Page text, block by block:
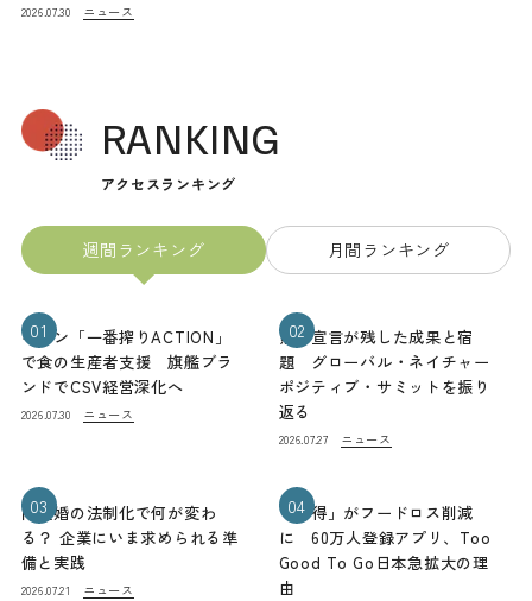
2026.07.30 ニュース
RANKING
アクセスランキング
週間ランキング 月間ランキング
01
キリン「一番搾りACTION」
で食の生産者支援 旗艦ブラ
ンドでCSV経営深化へ
2026.07.30 ニュース
02
熊本宣言が残した成果と宿
題 グローバル・ネイチャー
ポジティブ・サミットを振り
返る
2026.07.27 ニュース
03
同性婚の法制化で何が変わ
る？ 企業にいま求められる準
備と実践
2026.07.21 ニュース
04
「お得」がフードロス削減
に 60万人登録アプリ、Too
Good To Go日本急拡大の理
由